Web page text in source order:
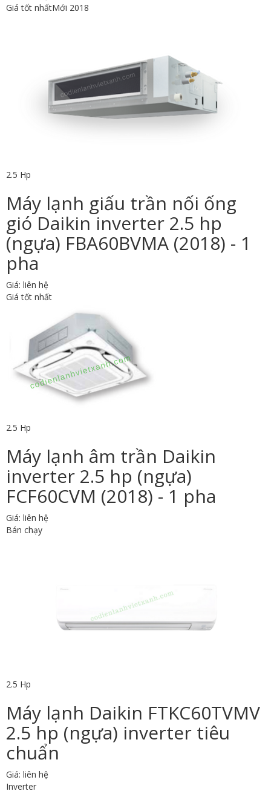
Giá tốt nhấtMới 2018
2.5 Hp
Máy lạnh giấu trần nối ống
gió Daikin inverter 2.5 hp
(ngựa) FBA60BVMA (2018) - 1
pha
Giá: liên hệ
Giá tốt nhất
2.5 Hp
Máy lạnh âm trần Daikin
inverter 2.5 hp (ngựa)
FCF60CVM (2018) - 1 pha
Giá: liên hệ
Bán chạy
2.5 Hp
Máy lạnh Daikin FTKC60TVMV
2.5 hp (ngựa) inverter tiêu
chuẩn
Giá: liên hệ
Inverter